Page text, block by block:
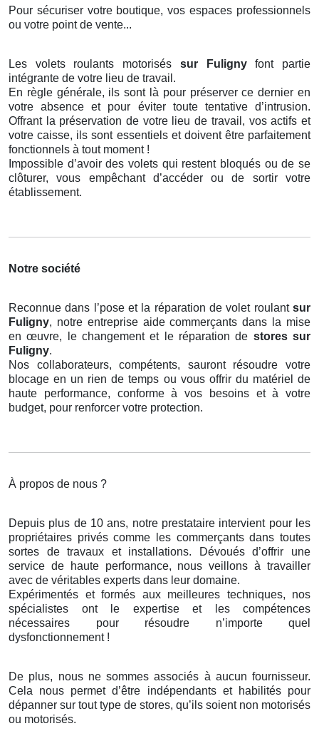
Pour sécuriser votre boutique, vos espaces professionnels
ou votre point de vente...
Les volets roulants motorisés sur Fulignyfont partie
intégrante de votre lieu de travail.
En règle générale, ils sont là pour préserver ce dernier en
votre absence et pour éviter toute tentative d’intrusion.
Offrant la préservation de votre lieu de travail, vos actifs et
votre caisse, ils sont essentiels et doivent être parfaitement
fonctionnels à tout moment !
Impossible d’avoir des volets qui restent bloqués ou de se
clôturer, vous empêchant d’accéder ou de sortir votre
établissement.
Notre société
Reconnue dans l’pose et la réparation de volet roulant sur
Fuligny, notre entreprise aide commerçants dans la mise
en œuvre, le changement et le réparation de stores sur
Fuligny.
Nos collaborateurs, compétents, sauront résoudre votre
blocage en un rien de temps ou vous offrir du matériel de
haute performance, conforme à vos besoins et à votre
budget, pour renforcer votre protection.
À propos de nous ?
Depuis plus de 10 ans, notre prestataire intervient pour les
propriétaires privés comme les commerçants dans toutes
sortes de travaux et installations. Dévoués d’offrir une
service de haute performance, nous veillons à travailler
avec de véritables experts dans leur domaine.
Expérimentés et formés aux meilleures techniques, nos
spécialistes ont le expertise et les compétences
nécessaires pour résoudre n’importe quel
dysfonctionnement !
De plus, nous ne sommes associés à aucun fournisseur.
Cela nous permet d’être indépendants et habilités pour
dépanner sur tout type de stores, qu’ils soient non motorisés
ou motorisés.